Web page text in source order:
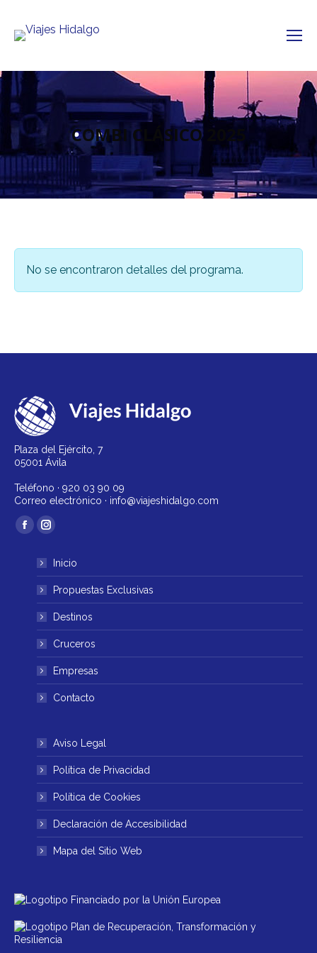
COMBI CLÁSICO 2025
No se encontraron detalles del programa.
Plaza del Ejército, 7
05001 Ávila
Teléfono · 920 03 90 09
Correo electrónico · info@viajeshidalgo.com
Encuéntranos en:
Facebook
abre
una
ventana
Instagram
se
abre
en
una
ventana
Inicio
Propuestas Exclusivas
Destinos
Cruceros
Empresas
Contacto
Aviso Legal
Política de Privacidad
Política de Cookies
Declaración de Accesibilidad
Mapa del Sitio Web